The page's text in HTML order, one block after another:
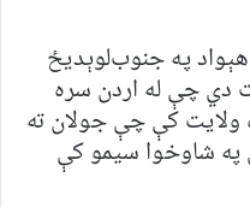
په جنوب‌لوېدیځ
دي چې له اردن سره
ولایت کې چې جولان ته
شاوخوا سیمو کې